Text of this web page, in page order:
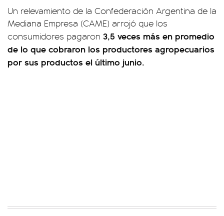
Un relevamiento de la Confederación Argentina de la
Mediana Empresa (CAME) arrojó que los
consumidores pagaron 3,5 veces más en promedio
de lo que cobraron los productores agropecuarios
por sus productos el último junio.